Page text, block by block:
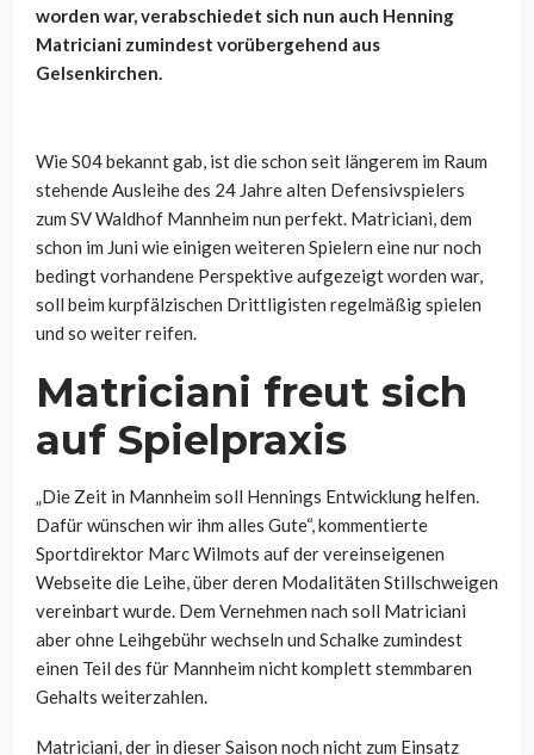
worden war, verabschiedet sich nun auch Henning
Matriciani zumindest vorübergehend aus
Gelsenkirchen.
Wie S04 bekannt gab, ist die schon seit längerem im Raum
stehende Ausleihe des 24 Jahre alten Defensivspielers
zum SV Waldhof Mannheim nun perfekt. Matriciani, dem
schon im Juni wie einigen weiteren Spielern eine nur noch
bedingt vorhandene Perspektive aufgezeigt worden war,
soll beim kurpfälzischen Drittligisten regelmäßig spielen
und so weiter reifen.
Matriciani freut sich
auf Spielpraxis
„Die Zeit in Mannheim soll Hennings Entwicklung helfen.
Dafür wünschen wir ihm alles Gute“, kommentierte
Sportdirektor Marc Wilmots auf der vereinseigenen
Webseite die Leihe, über deren Modalitäten Stillschweigen
vereinbart wurde. Dem Vernehmen nach soll Matriciani
aber ohne Leihgebühr wechseln und Schalke zumindest
einen Teil des für Mannheim nicht komplett stemmbaren
Gehalts weiterzahlen.
Matriciani, der in dieser Saison noch nicht zum Einsatz